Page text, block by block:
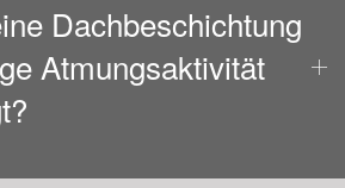
Dachbeschichtung
Atmungsaktivität